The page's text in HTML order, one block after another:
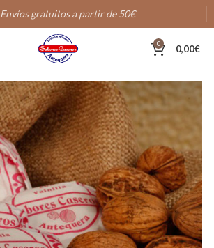
0 0,00€
Envíos gratuitos a partir de 50€
20,000+Clientes satisfechos